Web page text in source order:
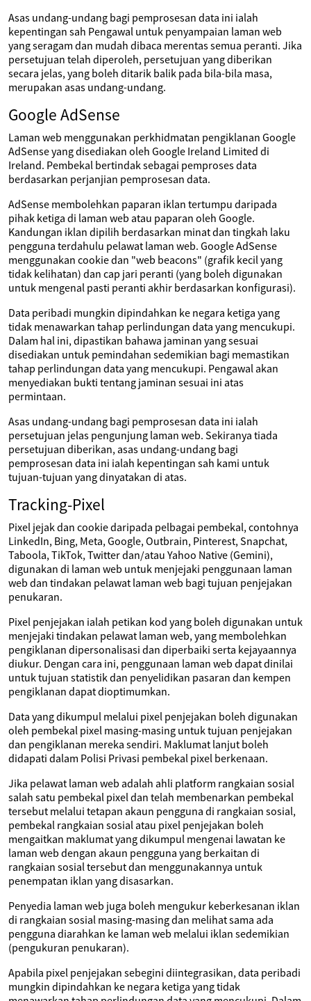
Asas undang-undang bagi pemprosesan data ini ialah
kepentingan sah Pengawal untuk penyampaian laman web
yang seragam dan mudah dibaca merentas semua peranti. Jika
persetujuan telah diperoleh, persetujuan yang diberikan
secara jelas, yang boleh ditarik balik pada bila-bila masa,
merupakan asas undang-undang.
Google AdSense
Laman web menggunakan perkhidmatan pengiklanan Google
AdSense yang disediakan oleh Google Ireland Limited di
Ireland. Pembekal bertindak sebagai pemproses data
berdasarkan perjanjian pemprosesan data.
AdSense membolehkan paparan iklan tertumpu daripada
pihak ketiga di laman web atau paparan oleh Google.
Kandungan iklan dipilih berdasarkan minat dan tingkah laku
pengguna terdahulu pelawat laman web. Google AdSense
menggunakan cookie dan "web beacons" (grafik kecil yang
tidak kelihatan) dan cap jari peranti (yang boleh digunakan
untuk mengenal pasti peranti akhir berdasarkan konfigurasi).
Data peribadi mungkin dipindahkan ke negara ketiga yang
tidak menawarkan tahap perlindungan data yang mencukupi.
Dalam hal ini, dipastikan bahawa jaminan yang sesuai
disediakan untuk pemindahan sedemikian bagi memastikan
tahap perlindungan data yang mencukupi. Pengawal akan
menyediakan bukti tentang jaminan sesuai ini atas
permintaan.
Asas undang-undang bagi pemprosesan data ini ialah
persetujuan jelas pengunjung laman web. Sekiranya tiada
persetujuan diberikan, asas undang-undang bagi
pemprosesan data ini ialah kepentingan sah kami untuk
tujuan-tujuan yang dinyatakan di atas.
Tracking-Pixel
Pixel jejak dan cookie daripada pelbagai pembekal, contohnya
LinkedIn, Bing, Meta, Google, Outbrain, Pinterest, Snapchat,
Taboola, TikTok, Twitter dan/atau Yahoo Native (Gemini),
digunakan di laman web untuk menjejaki penggunaan laman
web dan tindakan pelawat laman web bagi tujuan penjejakan
penukaran.
Pixel penjejakan ialah petikan kod yang boleh digunakan untuk
menjejaki tindakan pelawat laman web, yang membolehkan
pengiklanan dipersonalisasi dan diperbaiki serta kejayaannya
diukur. Dengan cara ini, penggunaan laman web dapat dinilai
untuk tujuan statistik dan penyelidikan pasaran dan kempen
pengiklanan dapat dioptimumkan.
Data yang dikumpul melalui pixel penjejakan boleh digunakan
oleh pembekal pixel masing-masing untuk tujuan penjejakan
dan pengiklanan mereka sendiri. Maklumat lanjut boleh
didapati dalam Polisi Privasi pembekal pixel berkenaan.
Jika pelawat laman web adalah ahli platform rangkaian sosial
salah satu pembekal pixel dan telah membenarkan pembekal
tersebut melalui tetapan akaun pengguna di rangkaian sosial,
pembekal rangkaian sosial atau pixel penjejakan boleh
mengaitkan maklumat yang dikumpul mengenai lawatan ke
laman web dengan akaun pengguna yang berkaitan di
rangkaian sosial tersebut dan menggunakannya untuk
penempatan iklan yang disasarkan.
Penyedia laman web juga boleh mengukur keberkesanan iklan
di rangkaian sosial masing-masing dan melihat sama ada
pengguna diarahkan ke laman web melalui iklan sedemikian
(pengukuran penukaran).
Apabila pixel penjejakan sebegini diintegrasikan, data peribadi
mungkin dipindahkan ke negara ketiga yang tidak